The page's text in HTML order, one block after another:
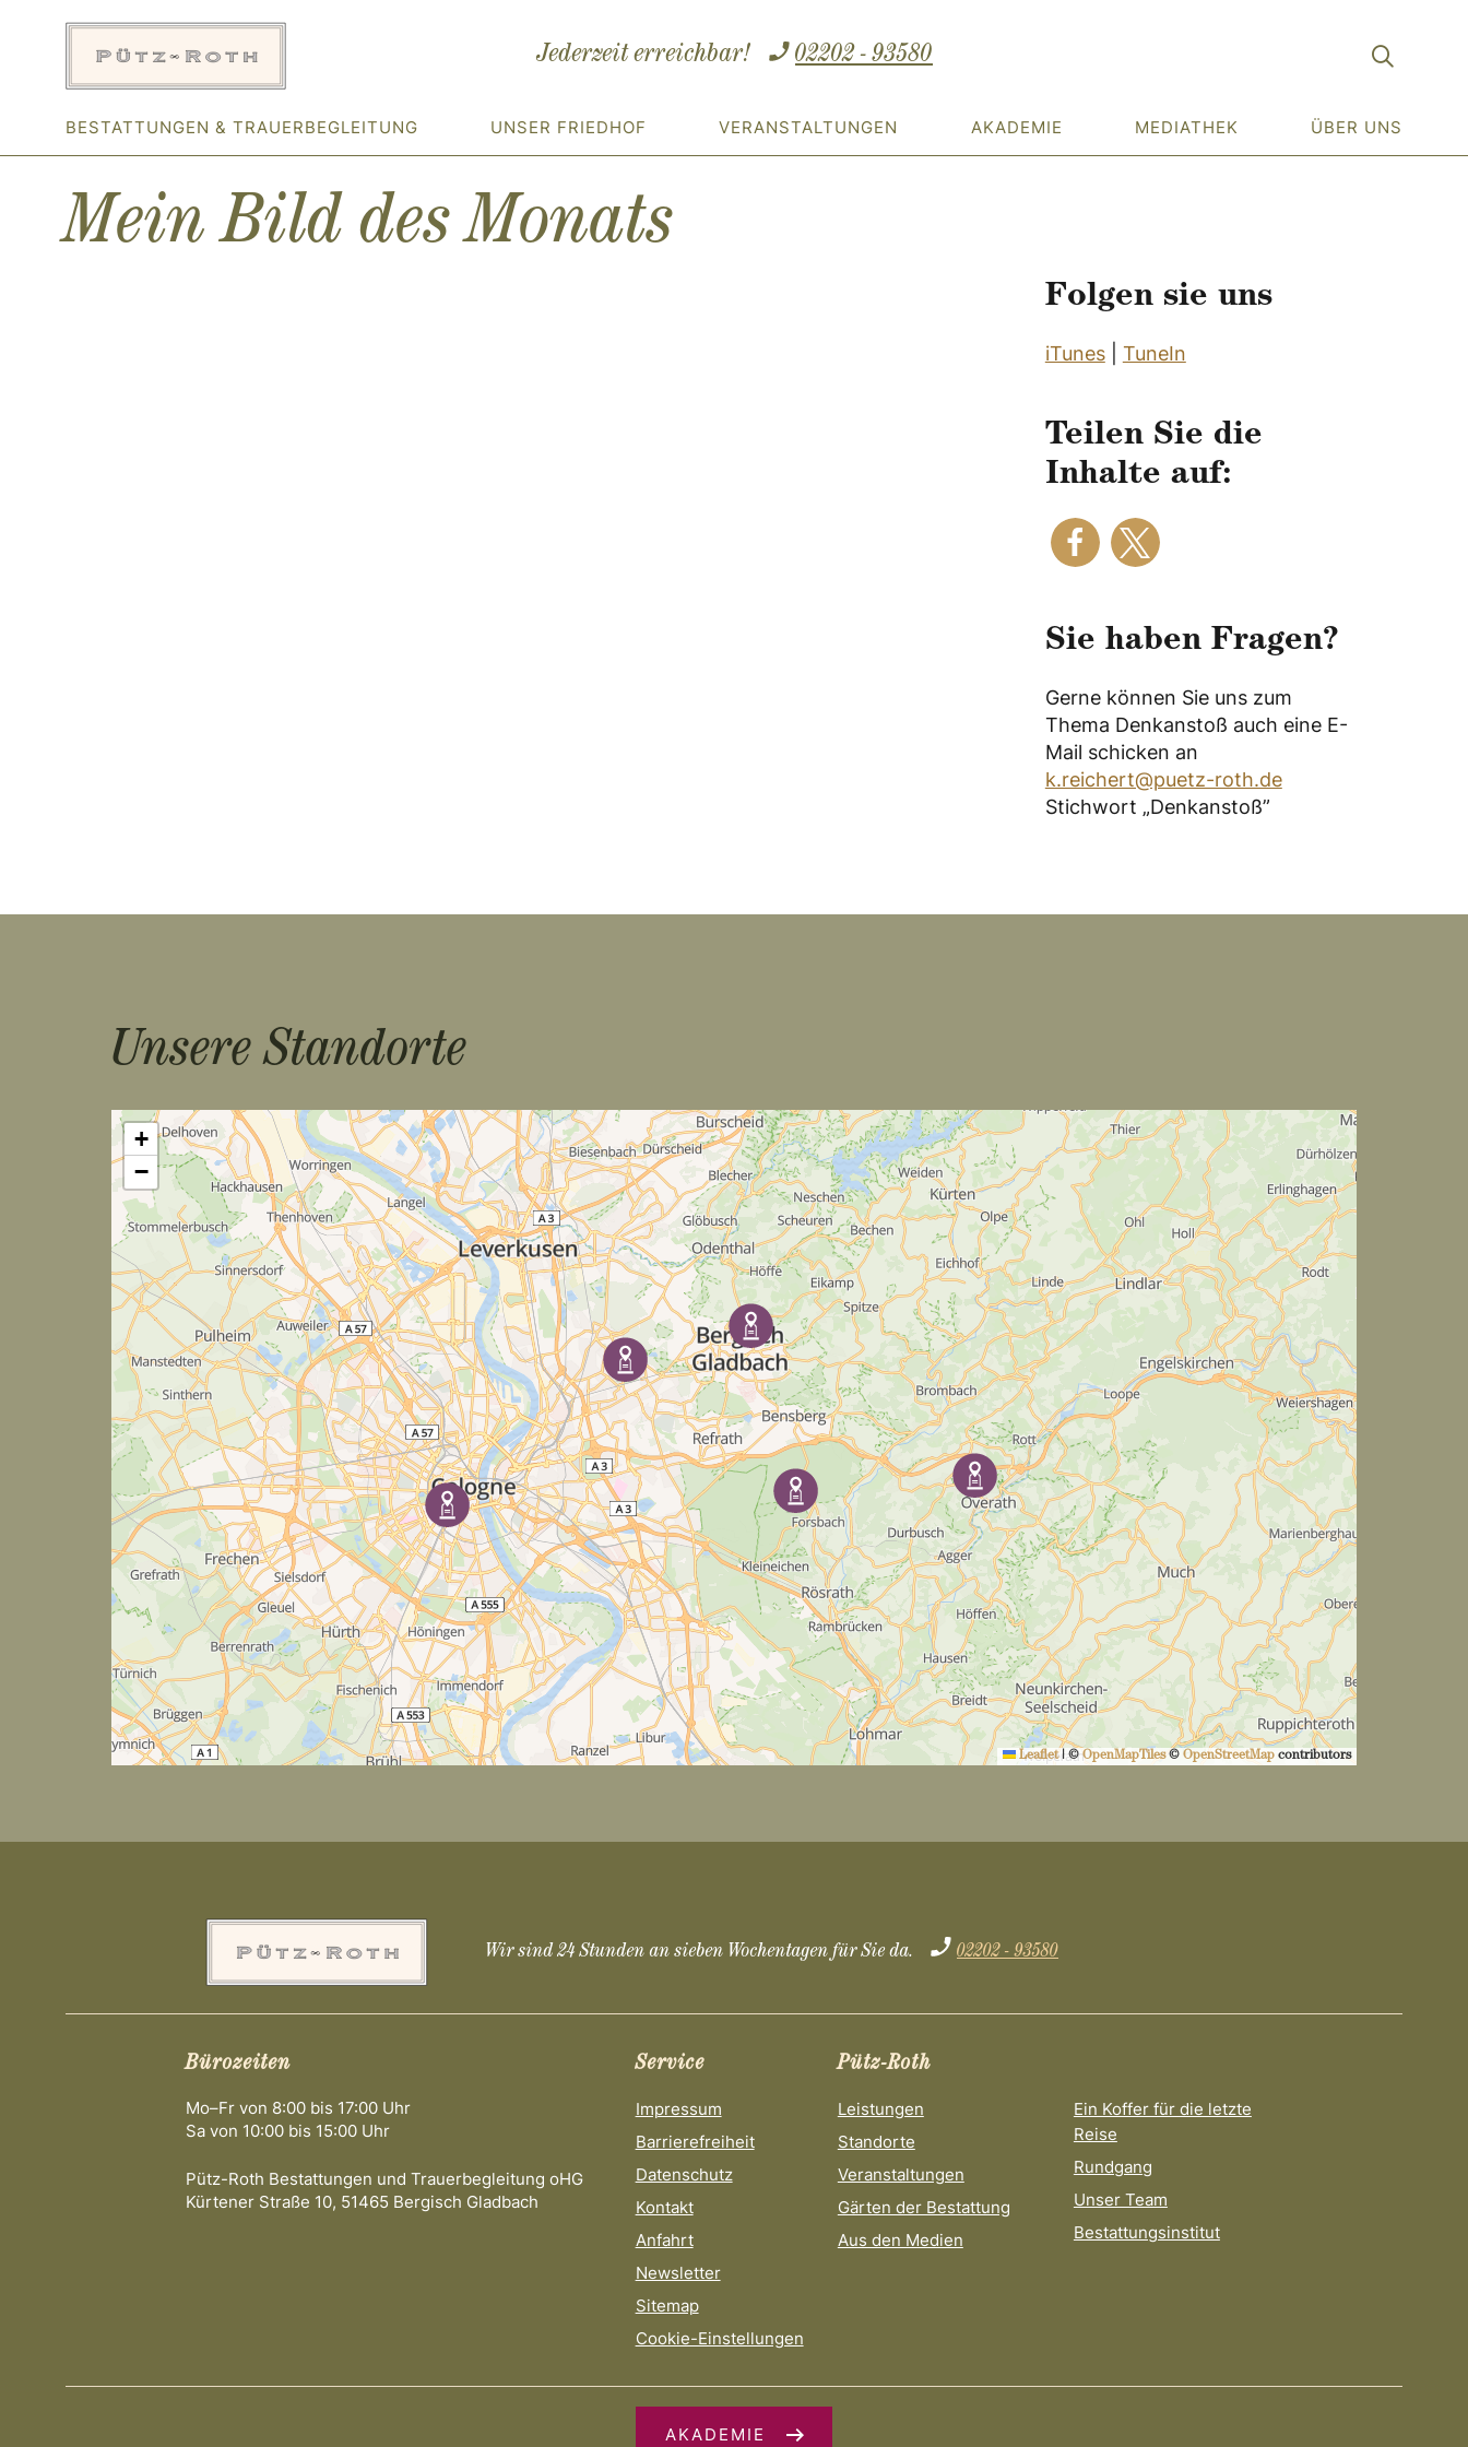
Jederzeit erreichbar! 02202 - 93580
BESTATTUNGEN & TRAUERBEGLEITUNG UNSER FRIEDHOF VERANSTALTUNGEN AKADEMIE MEDIATHEK ÜBER UNS
Mein Bild des Monats
Folgen sie uns
iTunes| TuneIn
Teilen Sie die
Inhalte auf:
Sie haben Fragen?
Gerne können Sie uns zum
Thema Denkanstoß auch eine E-
Mail schicken an
k.reichert@puetz-roth.de
Stichwort „Denkanstoß”
Unsere Standorte
+
−
Leaflet |©OpenMapTiles© OpenStreetMap contributors
Wir sind 24 Stunden an sieben Wochentagen für Sie da. 02202 - 93580
Bürozeiten
Mo–Fr von 8:00 bis 17:00 Uhr
Sa von 10:00 bis 15:00 Uhr
Pütz-Roth Bestattungen und Trauerbegleitung oHG
Kürtener Straße 10, 51465 Bergisch Gladbach
Service
Impressum
Barrierefreiheit
Datenschutz
Kontakt
Anfahrt
Newsletter
Sitemap
Cookie-Einstellungen
Pütz-Roth
Leistungen
Standorte
Veranstaltungen
Gärten der Bestattung
Aus den Medien
Ein Koffer für die letzte
Reise
Rundgang
Unser Team
Bestattungsinstitut
AKADEMIE